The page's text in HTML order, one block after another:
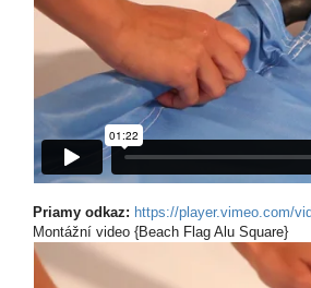
Priamy odkaz: https://player.vimeo.com/
Montážní video {Beach Flag Alu Square}